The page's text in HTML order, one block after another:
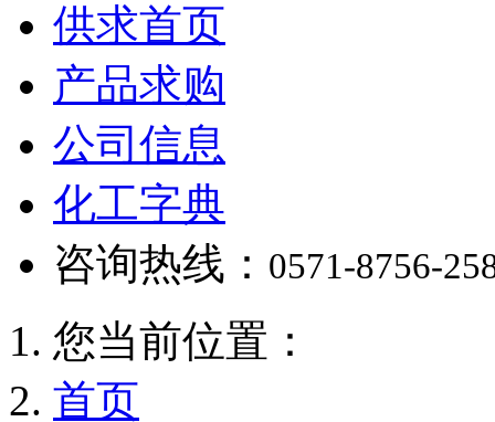
供求首页
产品求购
公司信息
化工字典
咨询热线： 0571-8756-
您当前位置：
首页